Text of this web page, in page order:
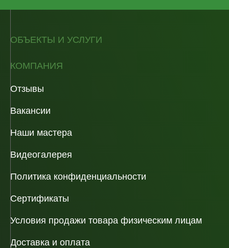
ОБЪЕКТЫ И УСЛУГИ
КОМПАНИЯ
Отзывы
Вакансии
Наши мастера
Видеогалерея
Политика конфиденциальности
Сертификаты
Условия продажи товара физическим лицам
Доставка и оплата